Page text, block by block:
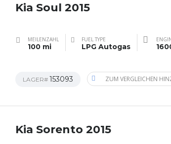
Kia Soul 2015
MEILENZAHL
100 mi
FUEL TYPE
LPG Autogas
LAGER# 153093 ZUM VERGLEICHEN
Kia Sorento 2015